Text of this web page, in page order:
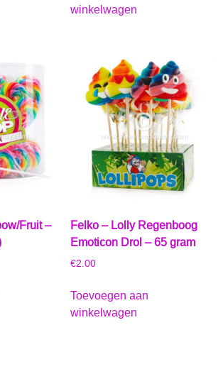
winkelwagen
Fruit –
Felko – Lolly Regenboog
Emoticon Drol – 65 gram
€2.00
Toevoegen aan
winkelwagen